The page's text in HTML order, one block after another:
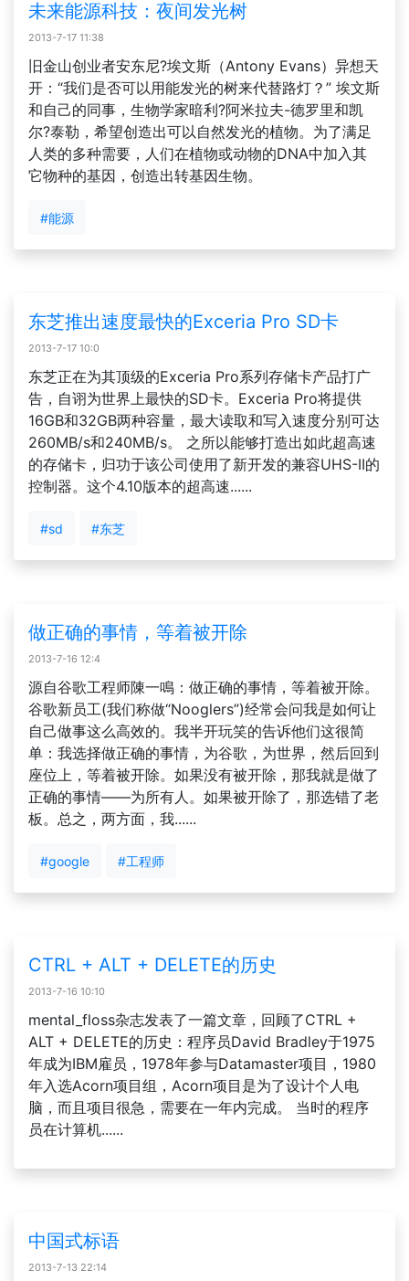
未来能源科技：夜间发光树
2013-7-17 11:38
旧金山创业者安东尼?埃文斯（Antony Evans）异想天
开：“我们是否可以用能发光的树来代替路灯？” 埃文斯
和自己的同事，生物学家暗利?阿米拉夫-德罗里和凯
尔?泰勒，希望创造出可以自然发光的植物。为了满足
人类的多种需要，人们在植物或动物的DNA中加入其
它物种的基因，创造出转基因生物。
#能源
东芝推出速度最快的Exceria Pro SD卡
2013-7-17 10:0
东芝正在为其顶级的Exceria Pro系列存储卡产品打广
告，自诩为世界上最快的SD卡。Exceria Pro将提供
16GB和32GB两种容量，最大读取和写入速度分别可达
260MB/s和240MB/s。 之所以能够打造出如此超高速
的存储卡，归功于该公司使用了新开发的兼容UHS-II的
控制器。这个4.10版本的超高速......
#sd #东芝
做正确的事情，等着被开除
2013-7-16 12:4
源自谷歌工程师陳一鳴：做正确的事情，等着被开除。
谷歌新员工(我们称做“Nooglers”)经常会问我是如何让
自己做事这么高效的。我半开玩笑的告诉他们这很简
单：我选择做正确的事情，为谷歌，为世界，然后回到
座位上，等着被开除。如果没有被开除，那我就是做了
正确的事情——为所有人。如果被开除了，那选错了老
板。总之，两方面，我......
#google #工程师
CTRL + ALT + DELETE的历史
2013-7-16 10:10
mental_floss杂志发表了一篇文章，回顾了CTRL +
ALT + DELETE的历史：程序员David Bradley于1975
年成为IBM雇员，1978年参与Datamaster项目，1980
年入选Acorn项目组，Acorn项目是为了设计个人电
脑，而且项目很急，需要在一年内完成。 当时的程序
员在计算机......
中国式标语
2013-7-13 22:14